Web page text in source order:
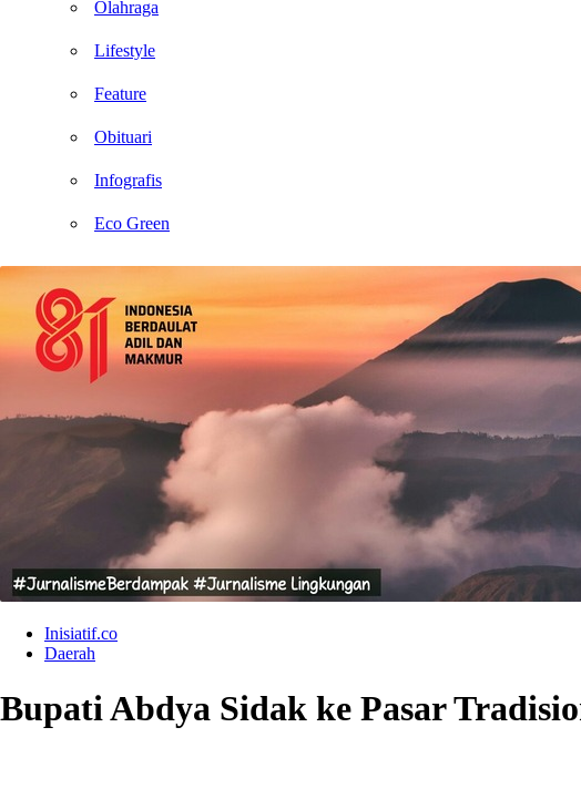
Olahraga
Lifestyle
Feature
Obituari
Infografis
Eco Green
Inisiatif.co
Daerah
Bupati Abdya Sidak ke Pasar